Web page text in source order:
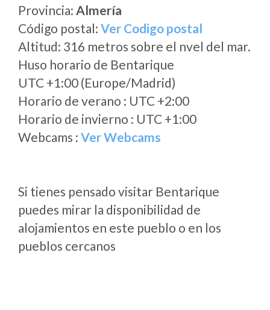
Provincia: Almería
Código postal: Ver Codigo postal
Altitud: 316 metros sobre el nvel del mar.
Huso horario de Bentarique
UTC +1:00 (Europe/Madrid)
Horario de verano : UTC +2:00
Horario de invierno : UTC +1:00
Webcams : Ver Webcams
Si tienes pensado visitar Bentarique
puedes mirar la disponibilidad de
alojamientos en este pueblo o en los
pueblos cercanos